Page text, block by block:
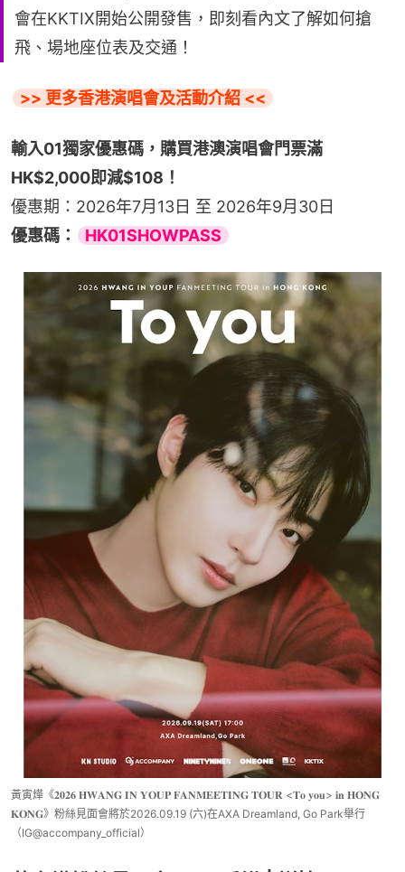
會在KKTIX開始公開發售，即刻看內文了解如何搶
飛、場地座位表及交通！
>> 更多香港演唱會及活動介紹 <<
輸入01獨家優惠碼，購買港澳演唱會門票滿
HK$2,000即減$108！
優惠期：2026年7月13日 至 2026年9月30日
優惠碼：
HK01SHOWPASS
黃寅燁《𝟐𝟎𝟐𝟔 𝐇𝐖𝐀𝐍𝐆 𝐈𝐍 𝐘𝐎𝐔𝐏 𝐅𝐀𝐍𝐌𝐄𝐄𝐓𝐈𝐍𝐆 𝐓𝐎𝐔𝐑 <𝐓𝐨 𝐲𝐨𝐮> 𝐢𝐧 𝐇𝐎𝐍𝐆
𝐊𝐎𝐍𝐆》粉絲見面會將於2026.09.19 (六)在AXA Dreamland, Go Park舉行
（IG@accompany_official）